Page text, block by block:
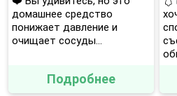
домашнее средство
понижает давление и
очищает сосуды...
Подробнее